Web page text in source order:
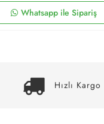
Whatsapp ile Sipariş
Hızlı Kargo